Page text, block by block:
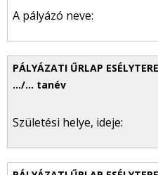
A pályázó neve:
Születési helye, ideje: